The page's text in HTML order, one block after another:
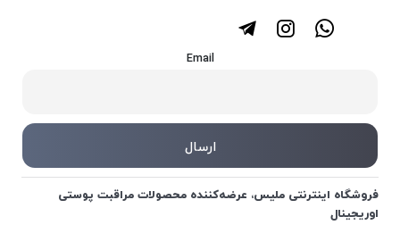
Email
فروشگاه اینترنتی ملیس، عرضه‌کننده محصولات مراقبت پوستی
اوریجینال